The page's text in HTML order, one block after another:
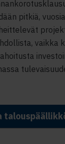
pitkiä,
vaikka